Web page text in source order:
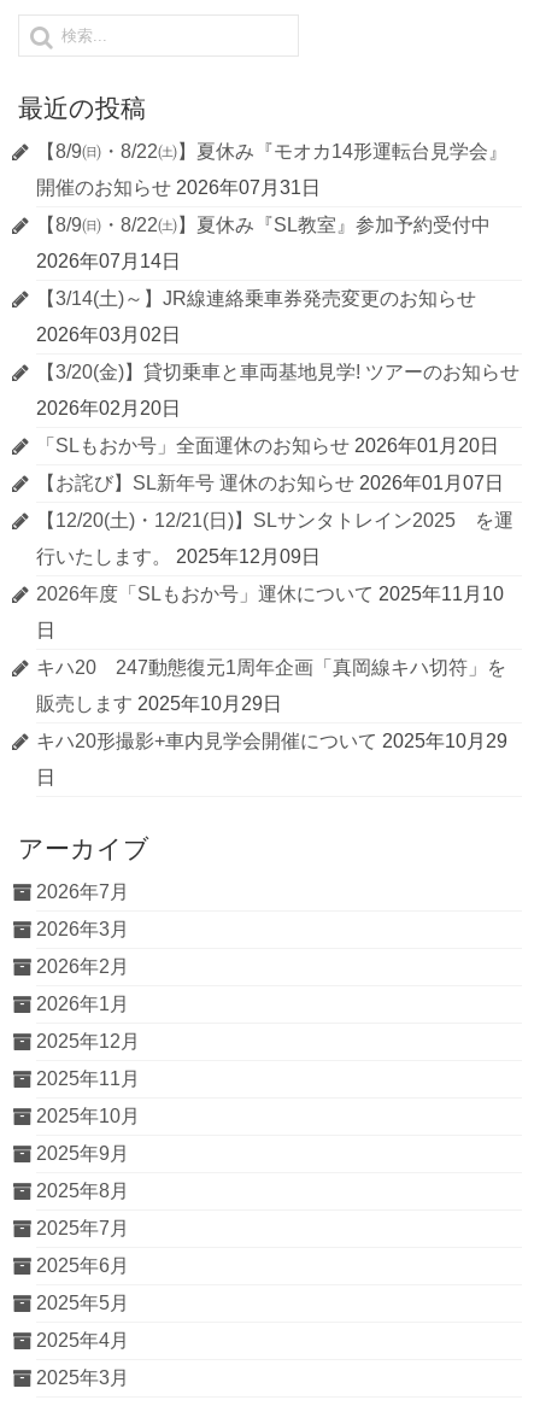
最近の投稿
【8/9㈰・8/22㈯】夏休み『モオカ14形運転台見学会』
開催のお知らせ 2026年07月31日
【8/9㈰・8/22㈯】夏休み『SL教室』参加予約受付中
2026年07月14日
【3/14(土)～】JR線連絡乗車券発売変更のお知らせ
2026年03月02日
【3/20(金)】貸切乗車と車両基地見学! ツアーのお知らせ
2026年02月20日
「SLもおか号」全面運休のお知らせ 2026年01月20日
【お詫び】SL新年号 運休のお知らせ 2026年01月07日
【12/20(土)・12/21(日)】SLサンタトレイン2025 を運
行いたします。
2025年12月09日
2026年度「SLもおか号」運休について 2025年11月10
日
キハ20 247動態復元1周年企画「真岡線キハ切符」を
販売します 2025年10月29日
キハ20形撮影+車内見学会開催について 2025年10月29
日
アーカイブ
2026年7月
2026年3月
2026年2月
2026年1月
2025年12月
2025年11月
2025年10月
2025年9月
2025年8月
2025年7月
2025年6月
2025年5月
2025年4月
2025年3月